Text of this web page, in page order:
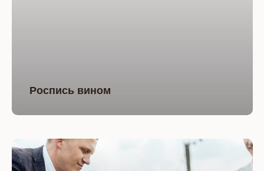
Роспись вином